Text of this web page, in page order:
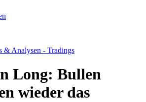
& Analysen - Tradings
Long: Bullen
wieder das